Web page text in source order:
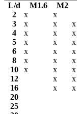
L/d М1.6 М2
2
х
х
3
х х х
4
х х х
5
х х х
6
х х х
8
х х х
10
х х х
12
х х
16
х х
20
25